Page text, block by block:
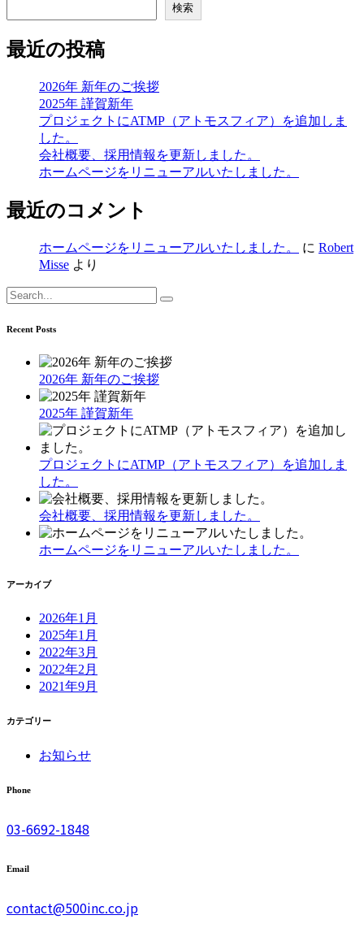
検索
最近の投稿
2026年 新年のご挨拶
2025年 謹賀新年
プロジェクトにATMP（アトモスフィア）を追加しま
した。
会社概要、採用情報を更新しました。
ホームページをリニューアルいたしました。
最近のコメント
ホームページをリニューアルいたしました。 に Robert
Misse より
Search
for:
Recent Posts
2026年 新年のご挨拶
2025年 謹賀新年
プロジェクトにATMP（アトモスフィア）を追加しま
した。
会社概要、採用情報を更新しました。
ホームページをリニューアルいたしました。
アーカイブ
2026年1月
2025年1月
2022年3月
2022年2月
2021年9月
カテゴリー
お知らせ
Phone
03-6692-1848
Email
contact@500inc.co.jp